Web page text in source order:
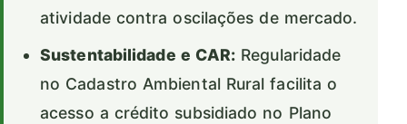
atividade contra oscilações de mercado.
Sustentabilidade e CAR: Regularidade
no Cadastro Ambiental Rural facilita o
acesso a crédito subsidiado no Plano